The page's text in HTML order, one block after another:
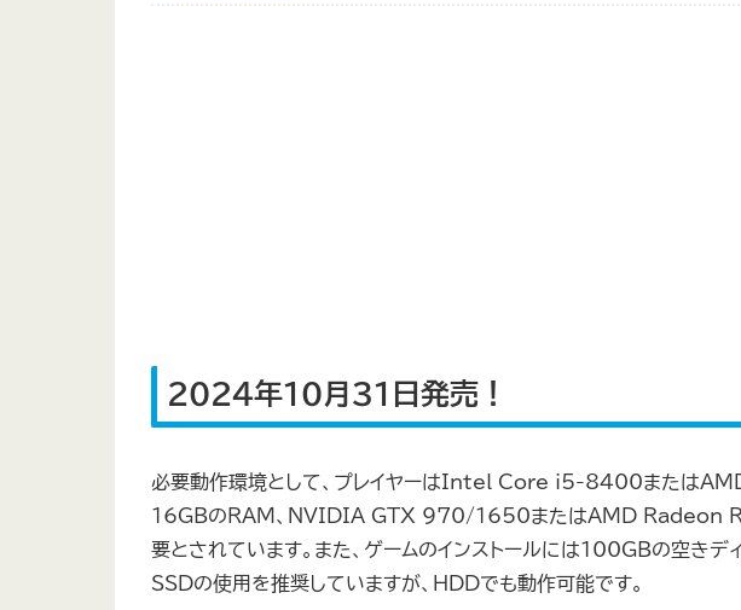
2024年10月31日発売！
必要動作環境として、プレイヤーはIntel Core i5-8400または
16GBのRAM、NVIDIA GTX 970/1650またはAMD Radeon R9
要とされています。また、ゲームのインストールには100GBの空き
SSDの使用を推奨していますが、HDDでも動作可能です。